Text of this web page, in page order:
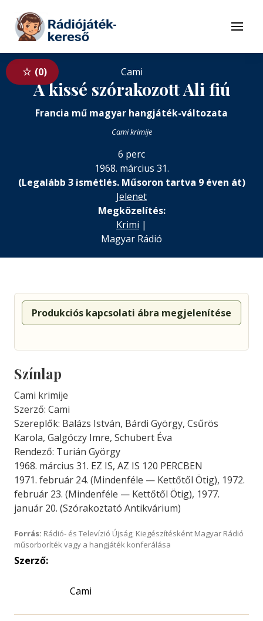
Tovább a tartalomhoz
Menü
0 Cami
A kissé szórakozott Ali fiú
Francia mű magyar hangjáték-változata
Cami krimije
6 perc
1968. március 31.
(Legalább 3 ismétlés. Műsoron tartva 9 éven át)
Jelenet
Megközelítés:
Krimi |
Magyar Rádió
Produkciós kapcsolati ábra megjelenítése
Színlap
Cami krimije
Szerző: Cami
Szereplők: Balázs István, Bárdi György, Csűrös
Karola, Galgóczy Imre, Schubert Éva
Rendező: Turián György
1968. március 31. EZ IS, AZ IS 120 PERCBEN
1971. február 24. (Mindenféle — Kettőtől Ötig), 1972.
február 23. (Mindenféle — Kettőtől Ötig), 1977.
január 20. (Szórakoztató Antikvárium)
Forrás: Rádió- és Televízió Újság; Kiegészítésként Magyar Rádió
műsorboríték vagy a hangjáték konferálása
Szerző:
Cami